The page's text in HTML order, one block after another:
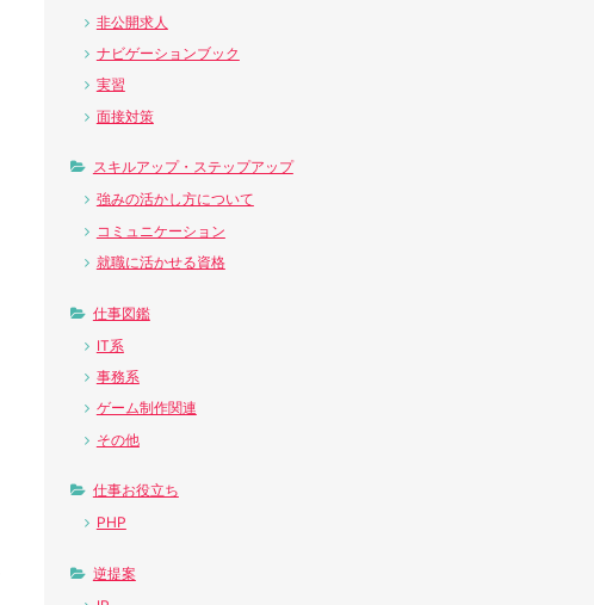
非公開求人
ナビゲーションブック
実習
面接対策
スキルアップ・ステップアップ
強みの活かし方について
コミュニケーション
就職に活かせる資格
仕事図鑑
IT系
事務系
ゲーム制作関連
その他
仕事お役立ち
PHP
逆提案